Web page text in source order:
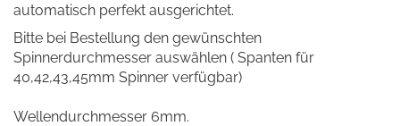
automatisch perfekt ausgerichtet.
Bitte bei Bestellung den gewünschten
Spinnerdurchmesser auswählen ( Spanten für
40,42,43,45mm Spinner verfügbar)
Wellendurchmesser 6mm.